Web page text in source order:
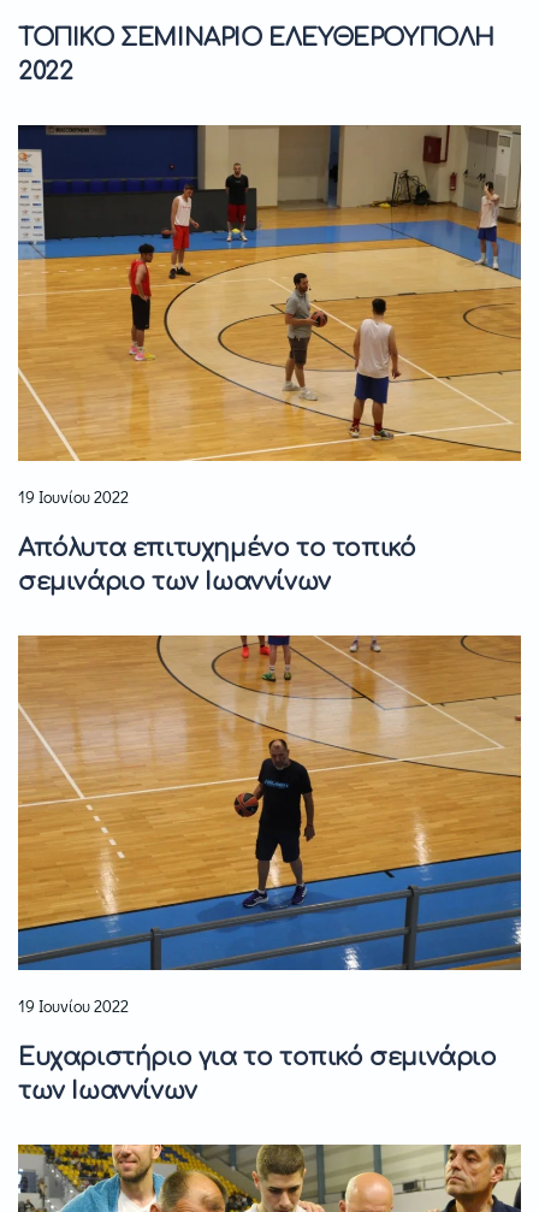
ΤΟΠΙΚΟ ΣΕΜΙΝΑΡΙΟ ΕΛΕΥΘΕΡΟΥΠΟΛΗ
2022
19 Ιουνίου 2022
Απόλυτα επιτυχημένο το τοπικό
σεμινάριο των Ιωαννίνων
19 Ιουνίου 2022
Ευχαριστήριο για το τοπικό σεμινάριο
των Ιωαννίνων